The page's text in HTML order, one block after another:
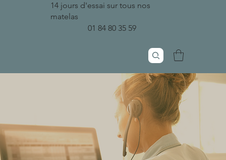
14 jours d'essai sur tous nos
matelas
01 84 80 35 59